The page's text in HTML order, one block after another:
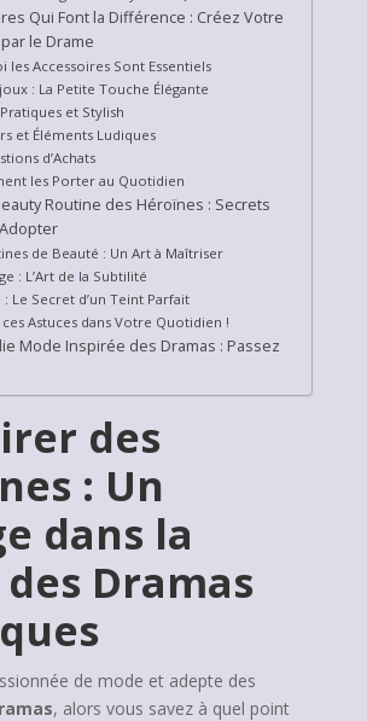
Qui Font la Différence : Créez Votre
le Drame
les Accessoires Sont Essentiels
: La Petite Touche Élégante
et Stylish
et Éléments Ludiques
d’Achats
les Porter au Quotidien
Routine des Héroïnes : Secrets
de Beauté : Un Art à Maîtriser
: L’Art de la Subtilité
: Le Secret d’un Teint Parfait
Astuces dans Votre Quotidien !
Mode Inspirée des Dramas : Passez
des
: Un
dans la
Dramas
de mode et adepte des
, alors vous savez à quel point